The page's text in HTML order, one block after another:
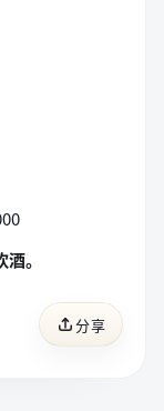
。
分享